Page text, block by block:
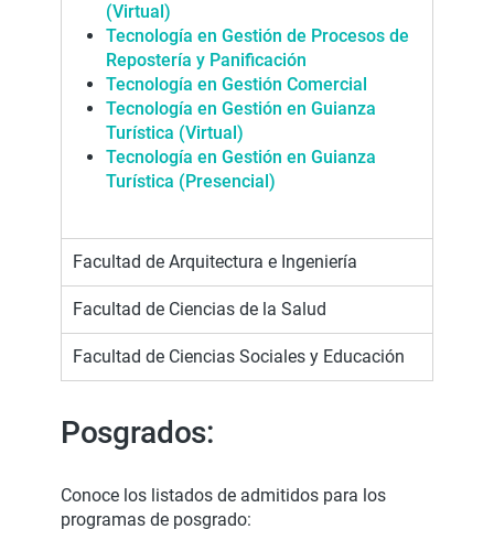
(Virtual)
Tecnología en Gestión de Procesos de
Repostería y Panificación
Tecnología en Gestión Comercial
Tecnología en Gestión en Guianza
Turística (Virtual)
Tecnología en Gestión en Guianza
Turística (Presencial)
Facultad de Arquitectura e Ingeniería
Facultad de Ciencias de la Salud
Facultad de Ciencias Sociales y Educación
Posgrados:
Conoce los listados de admitidos para los
programas de posgrado: